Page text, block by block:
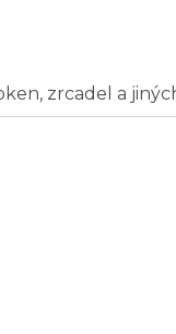
zrcadel a